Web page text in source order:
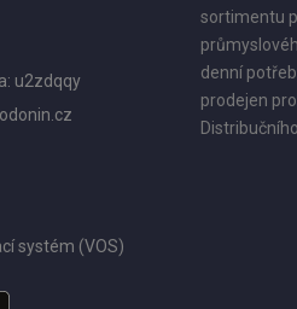
u2zdqqy
systém (VOS)
sortimentu
denní
prodejen
Distribučního